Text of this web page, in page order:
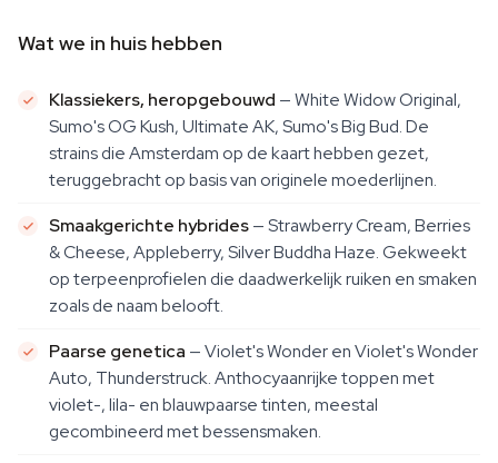
Wat we in huis hebben
Klassiekers, heropgebouwd — White Widow Original,
Sumo's OG Kush, Ultimate AK, Sumo's Big Bud. De
strains die Amsterdam op de kaart hebben gezet,
teruggebracht op basis van originele moederlijnen.
Smaakgerichte hybrides— Strawberry Cream, Berries
& Cheese, Appleberry, Silver Buddha Haze. Gekweekt
op terpeenprofielen die daadwerkelijk ruiken en smaken
zoals de naam belooft.
Paarse genetica — Violet's Wonder en Violet's Wonder
Auto, Thunderstruck. Anthocyaanrijke toppen met
violet-, lila- en blauwpaarse tinten, meestal
gecombineerd met bessensmaken.